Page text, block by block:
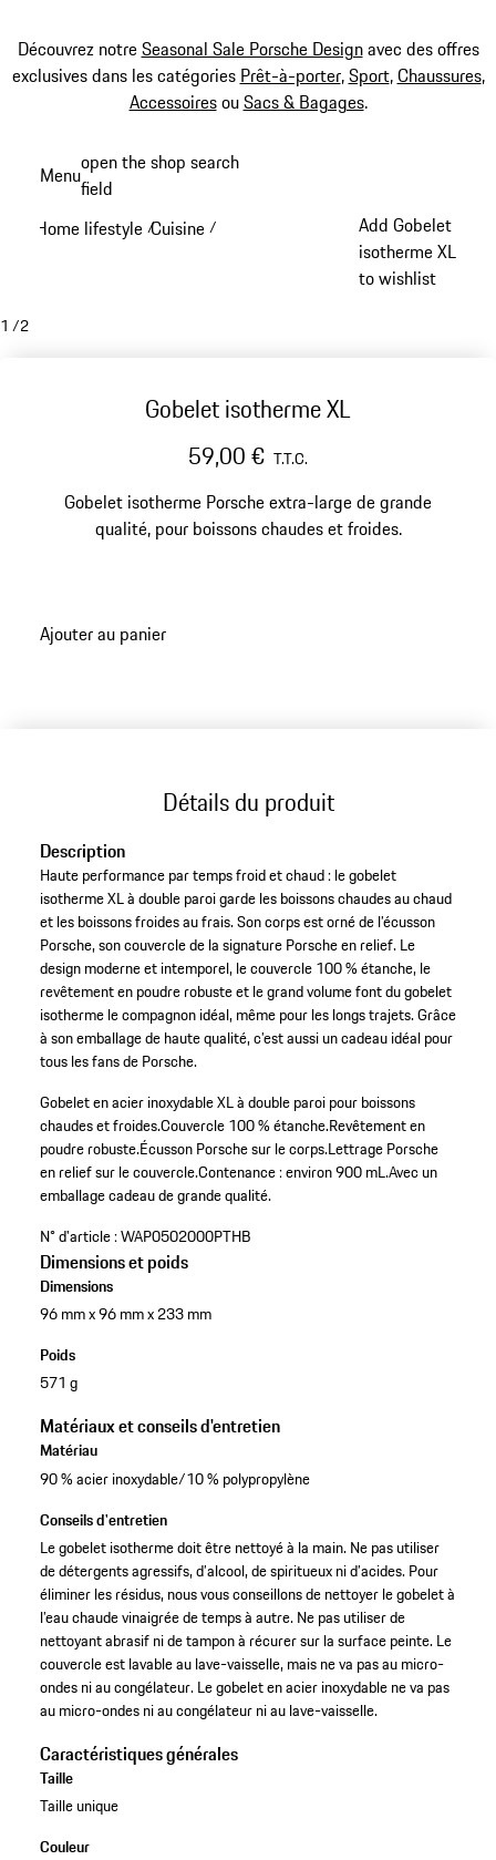
Découvrez notreSeasonal Sale Porsche Designavec des offres
exclusives dans les catégories Prêt-à-porter,Sport,Chaussures,
AccessoiresouSacs & Bagages.
principal
Menuopen the shop search
field
Home lifestyle /Cuisine /
Add Gobelet
isotherme XL
to wishlist
1 /2
Gobelet isotherme XL
59,00 € T.T.C.
Gobelet isotherme Porsche extra-large de grande
qualité, pour boissons chaudes et froides.
Ajouter au panier
Détails du produit
Description
Haute performance par temps froid et chaud : le gobelet
isotherme XL à double paroi garde les boissons chaudes au chaud
et les boissons froides au frais. Son corps est orné de l’écusson
Porsche, son couvercle de la signature Porsche en relief. Le
design moderne et intemporel, le couvercle 100 % étanche, le
revêtement en poudre robuste et le grand volume font du gobelet
isotherme le compagnon idéal, même pour les longs trajets. Grâce
à son emballage de haute qualité, c’est aussi un cadeau idéal pour
tous les fans de Porsche.
Gobelet en acier inoxydable XL à double paroi pour boissons
chaudes et froides.Couvercle 100 % étanche.Revêtement en
poudre robuste.Écusson Porsche sur le corps.Lettrage Porsche
en relief sur le couvercle.Contenance : environ 900 mL.Avec un
emballage cadeau de grande qualité.
N° d'article :WAP0502000PTHB
Dimensions et poids
Dimensions
96 mm x 96 mm x 233 mm
Poids
571 g
Matériaux et conseils d'entretien
Matériau
90 % acier inoxydable/10 % polypropylène
Conseils d'entretien
Le gobelet isotherme doit être nettoyé à la main. Ne pas utiliser
de détergents agressifs, d’alcool, de spiritueux ni d’acides. Pour
éliminer les résidus, nous vous conseillons de nettoyer le gobelet à
l’eau chaude vinaigrée de temps à autre. Ne pas utiliser de
nettoyant abrasif ni de tampon à récurer sur la surface peinte. Le
couvercle est lavable au lave-vaisselle, mais ne va pas au micro-
ondes ni au congélateur. Le gobelet en acier inoxydable ne va pas
au micro-ondes ni au congélateur ni au lave-vaisselle.
Caractéristiques générales
Taille
Taille unique
Couleur